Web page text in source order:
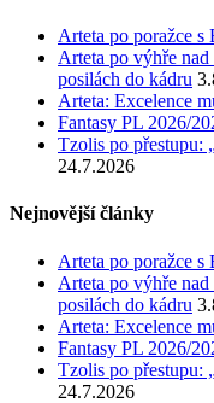
Arteta po poražce s
Arteta po výhře
posilách do kádru
Arteta: Excelence
Fantasy PL 2026/
Tzolis po přestupu:
24.7.2026
Nejnovější články
Arteta po poražce s
Arteta po výhře
posilách do kádru
Arteta: Excelence
Fantasy PL 2026/
Tzolis po přestupu:
24.7.2026